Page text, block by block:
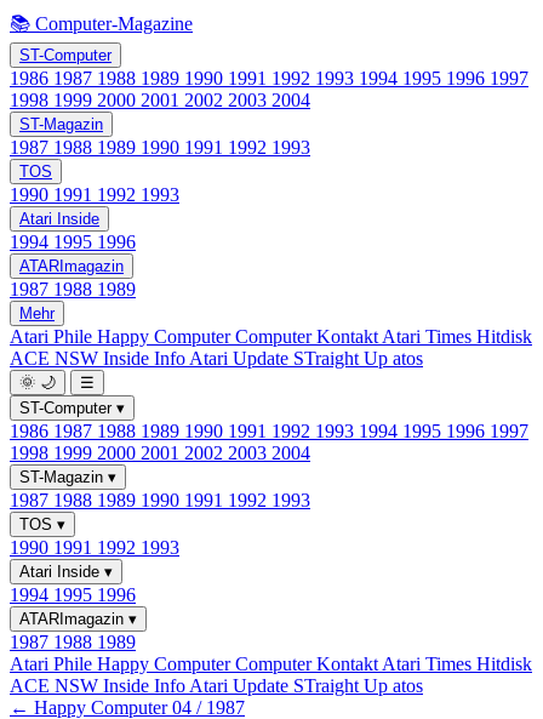
📚 Computer-Magazine
ST-Computer
1986 1987 1988 1989 1990 1991 1992 1993 1994 1995 1996 1997
1998 1999 2000 2001 2002 2003 2004
ST-Magazin
1987 1988 1989 1990 1991 1992 1993
TOS
1990 1991 1992 1993
Atari Inside
1994 1995 1996
ATARImagazin
1987 1988 1989
Mehr
Atari Phile Happy ComputerComputer Kontakt Atari Times Hitdisk
ACE NSW Inside Info Atari Update STraight Up atos
🌞 🌙
☰
ST-Computer ▾
1986 1987 1988 1989 1990 1991 1992 1993 1994 1995 1996 1997
1998 1999 2000 2001 2002 2003 2004
ST-Magazin ▾
1987 1988 1989 1990 1991 1992 1993
TOS ▾
1990 1991 1992 1993
Atari Inside ▾
1994 1995 1996
ATARImagazin ▾
1987 1988 1989
Atari Phile Happy ComputerComputer Kontakt Atari Times Hitdisk
ACE NSW Inside Info Atari Update STraight Up atos
← Happy Computer 04 / 1987